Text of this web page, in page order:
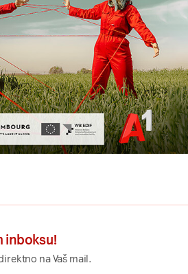
inboksu!
na Vaš mail.